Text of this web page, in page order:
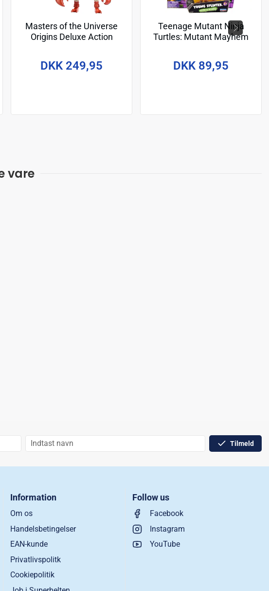
Masters of the Universe
Origins Deluxe Action
DKK 249,95
Teenage Mutant Ninja
Turtles: Mutant Mayhem
DKK 89,95
vare
Tilmeld
Information
Om os
Handelsbetingelser
EAN-kunde
Privatlivspolitk
Cookiepolitik
Follow us
Facebook
Instagram
YouTube